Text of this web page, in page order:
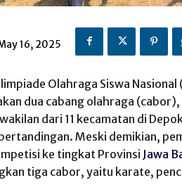
16, 2025
Olahraga Siswa
dua cabang olahraga
dari 11 kecamatan di
Meski demikian,
ke tingkat Provinsi Jawa
tiga cabor, yaitu karate,